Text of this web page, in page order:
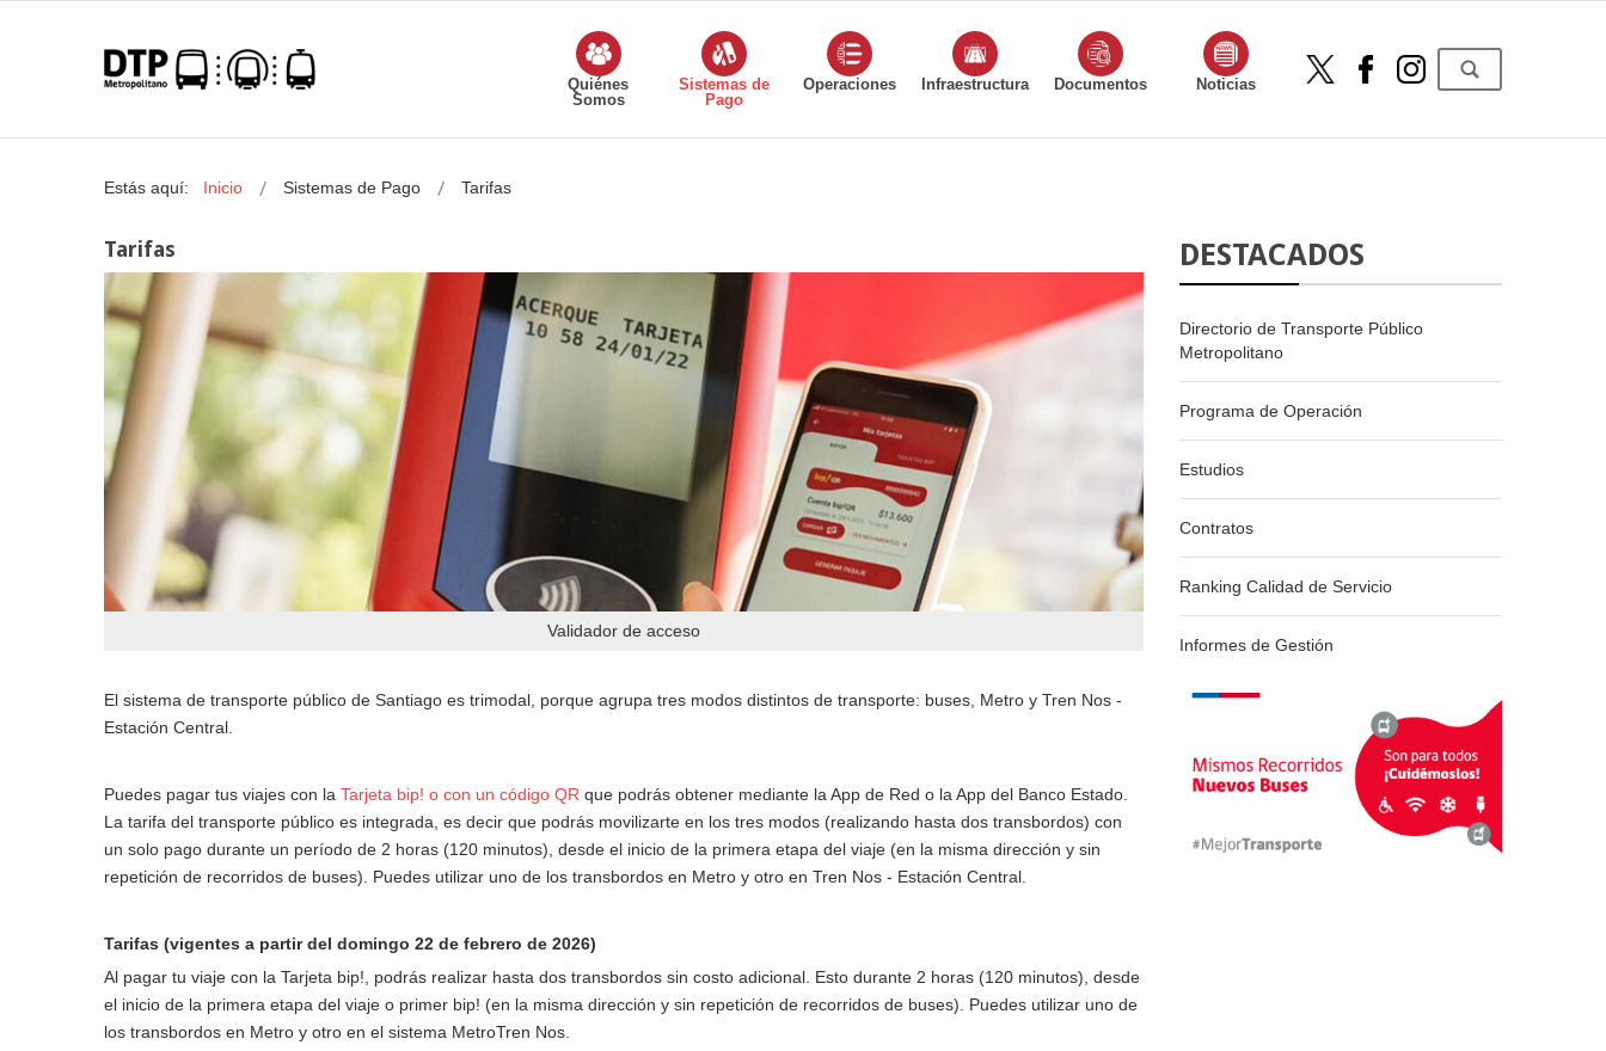
Quiénes
Somos
Sistemas de
Pago
Operaciones Infraestructura Documentos Noticias
Estás aquí: Inicio Sistemas de Pago Tarifas
Tarifas
Validador de acceso
El sistema de transporte público de Santiago es trimodal, porque agrupa tres modos distintos de transporte: buses, Metro y Tren Nos -
Estación Central.
Puedes pagar tus viajes con la Tarjeta bip! o con un código QR que podrás obtener mediante la App de Red o la App del Banco Estado.
La tarifa del transporte público es integrada, es decir que podrás movilizarte en los tres modos (realizando hasta dos transbordos) con
un solo pago durante un período de 2 horas (120 minutos), desde el inicio de la primera etapa del viaje (en la misma dirección y sin
repetición de recorridos de buses). Puedes utilizar uno de los transbordos en Metro y otro en Tren Nos - Estación Central.
Tarifas (vigentes a partir del domingo 22 de febrero de 2026)
Al pagar tu viaje con la Tarjeta bip!, podrás realizar hasta dos transbordos sin costo adicional. Esto durante 2 horas (120 minutos), desde
el inicio de la primera etapa del viaje o primer bip! (en la misma dirección y sin repetición de recorridos de buses). Puedes utilizar uno de
los transbordos en Metro y otro en el sistema MetroTren Nos.
DESTACADOS
Directorio de Transporte Público
Metropolitano
Programa de Operación
Estudios
Contratos
Ranking Calidad de Servicio
Informes de Gestión